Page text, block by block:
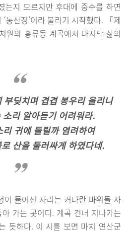
는지 모르지만 후대에 중수를 하면
농산정’이라 불리기 시작했다. 「제
원의 홍류동 계곡에서 마지막 삶의
부딪치며 겹겹 봉우리 울리니
리 알아듣기 어려워라.
귀에 들릴까 염려하여
산을 둘러싸게 하였다네.
이 들어선 자리는 커다란 바위들 사
가는 곳이다. 계곡 건너 지나가는
듯하다. 이 시를 보면 마치 연산군